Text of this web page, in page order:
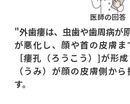
医師の回答
"外歯瘻は、虫歯や歯周病が
が悪化し、顔や首の皮膚
［瘻孔（ろうこう）]が形
（うみ）が顔の皮膚側か
す。